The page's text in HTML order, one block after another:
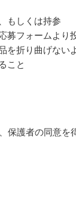
もしくは持参
募フォームより
を折り曲げない
こと
保護者の同意を